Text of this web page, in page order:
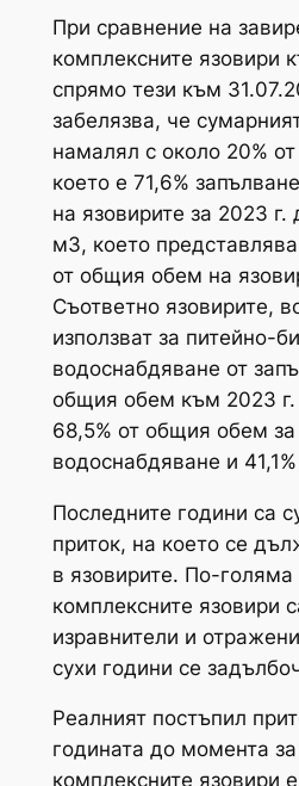
При сравнение на
комплексните язовири
спрямо тези към
забелязва, че
намалял с около 20%
което е 71,6%
на язовирите за 2023
м3, което
от общия обем на
Съответно язовирите,
използват за питейно-
водоснабдяване от
общия обем към 2023 г.
68,5% от общия обем
водоснабдяване и
Последните години са
приток, на което се
в язовирите. По-голяма
комплексните язовири
изравнители и
сухи години се
Реалният постъпил
годината до момента
комплексните язовири